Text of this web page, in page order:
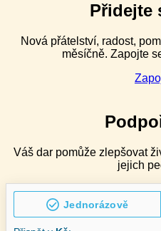
speciální
v ZŠ
speciálních
Přidejte
Nová přátelství, radost,
měsíčně. Zapojte
Váš dar pomůže zlepšovat
jejich